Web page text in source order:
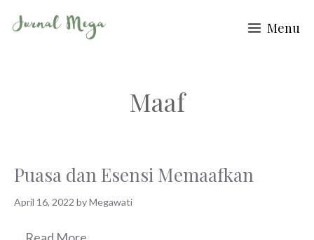
Menu
Maaf
Puasa dan Esensi Memaafkan
April 16, 2022 byMegawati
… Read More